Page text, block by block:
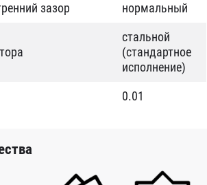
зазор нормальный
стальной
(стандартное
исполнение)
0.01